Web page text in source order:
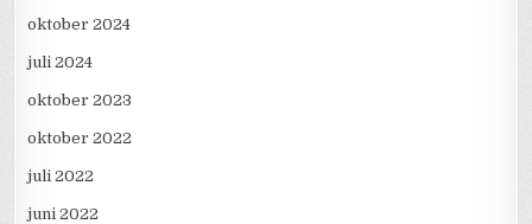
oktober 2024
juli 2024
oktober 2023
oktober 2022
juli 2022
juni 2022